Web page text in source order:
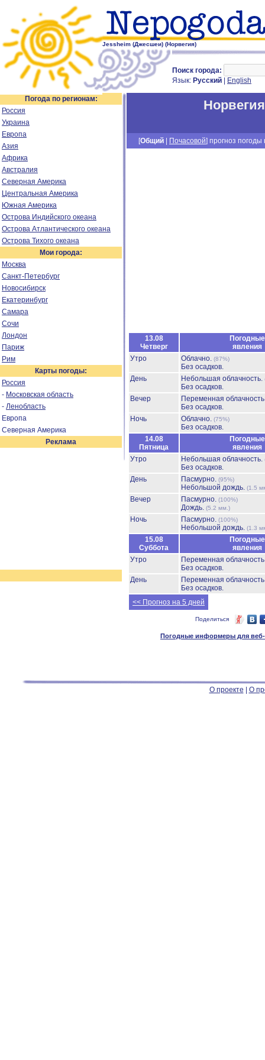
Jessheim (Джесшеи) (Норвегия)
Поиск города:
Язык: Русский English
Погода по регионам:
Россия
Украина
Европа
Азия
Африка
Австралия
Северная Америка
Центральная Америка
Южная Америка
Острова Индийского океана
Острова Атлантического океана
Острова Тихого океана
Мои города:
Москва
Санкт-Петербург
Новосибирск
Екатеринбург
Самара
Сочи
Лондон
Париж
Рим
Карты погоды:
Россия
- Московская область
- Ленобласть
Европа
Северная Америка
Реклама
Норвегия
[Общий Почасовой] прогноз погоды
13.08
Четверг
Погодные
явления
Утро
Облачно. (87%)
Без осадков.
День
Небольшая облачность.
Без осадков.
Вечер
Переменная
Без осадков.
Ночь
Облачно. (75%)
Без осадков.
14.08
Пятница
Погодные
явления
Утро
Небольшая облачность.
Без осадков.
День
Пасмурно. (95%)
Небольшой дождь. (1.5
Вечер Пасмурно. (100%)
Дождь. (5.2 мм.)
Ночь Пасмурно. (100%)
Небольшой дождь. (1.3
15.08
Суббота
Погодные
явления
Утро
Переменная
Без осадков.
День
Переменная
Без осадков.
<< Прогноз на 5 дней
Поделиться
Погодные информеры для веб-
О проекте О